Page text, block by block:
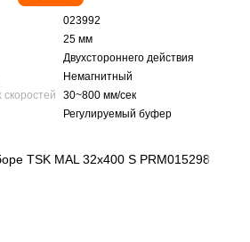
023992
25 мм
Двухстороннего действия
Немагнитный
30~800 мм/сек
Регулируемый буфер